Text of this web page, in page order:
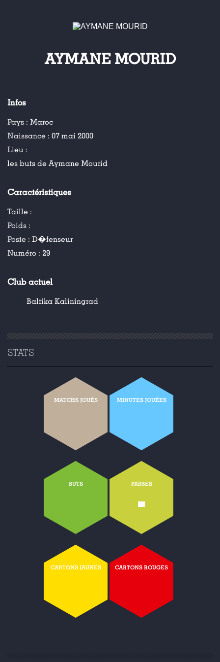
AYMANE MOURID
Infos
Pays : Maroc
Naissance : 07 mai 2000
Lieu :
les buts de Aymane Mourid
Caractéristiques
Taille :
Poids :
Poste : D�fenseur
Numéro : 29
Club actuel
Baltika Kaliningrad
STATS
MATCHS JOUÉS MINUTES JOUÉES
BUTS PASSES
-
CARTONS JAUNES CARTONS ROUGES